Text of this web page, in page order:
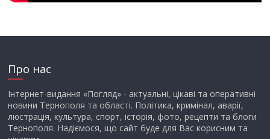
Про нас
Інтернет-видання «Погляд» - актуальні, цікаві та оперативні
новини Тернополя та області. Політика, кримінал, аварії,
люстрація, культура, спорт, історія, фото, рецепти та блоги
Тернополя. Надіємося, що сайт буде для Вас корисним та